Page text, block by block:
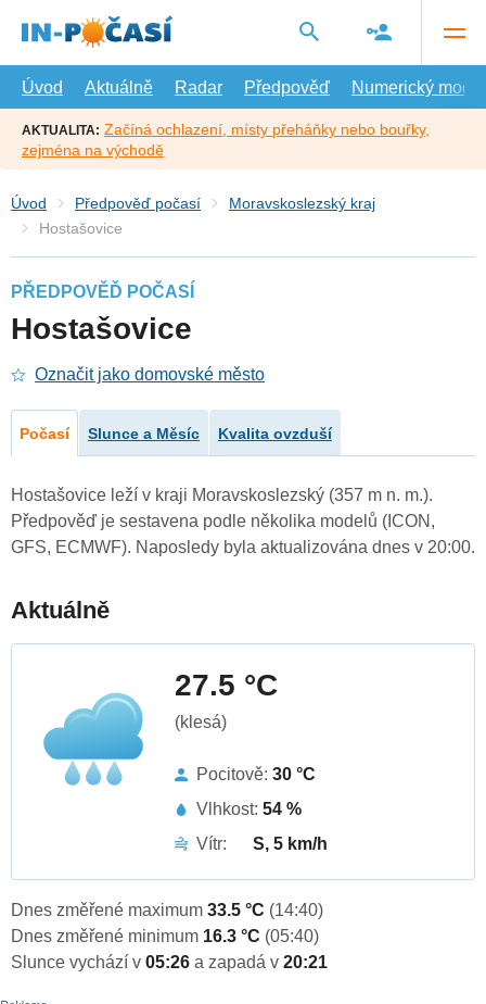
hlavní
Úvod
Aktuálně Radar Předpověď Numerický model
AKTUALITA: Začíná ochlazení, místy přeháňky nebo bouřky,
zejména na východě
Úvod Předpověď počasí
Moravskoslezský kraj
Hostašovice
PŘEDPOVĚĎ POČASÍ
Hostašovice
Označit jako domovské město
Počasí Slunce a Měsíc Kvalita ovzduší
Hostašovice leží v kraji Moravskoslezský (357 m n. m.).
Předpověď je sestavena podle několika modelů (ICON,
GFS, ECMWF). Naposledy byla aktualizována dnes v 20:00.
Aktuálně
27.5 °C
(klesá)
Pocitově: 30 °C
Vlhkost: 54 %
Vítr:
S, 5 km/h
Dnes změřené maximum 33.5 °C (14:40)
Dnes změřené minimum 16.3 °C (05:40)
Slunce vychází v 05:26 a zapadá v 20:21